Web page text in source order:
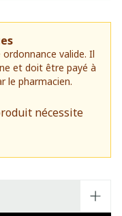
valide. Il
et doit être payé à
le pharmacien.
nécessite